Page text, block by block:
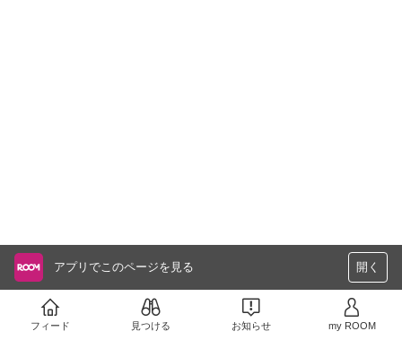
アプリでこのページを見る 開く
フィード 見つける お知らせ my ROOM